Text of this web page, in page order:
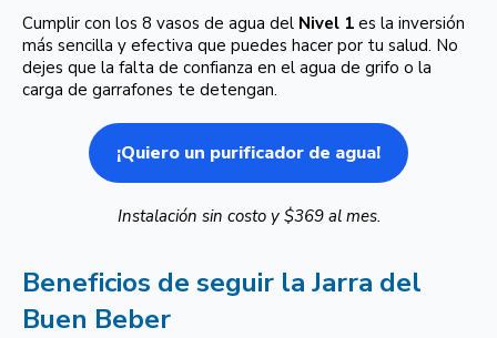
Cumplir con los 8 vasos de agua del Nivel 1 es la inversión
más sencilla y efectiva que puedes hacer por tu salud. No
dejes que la falta de confianza en el agua de grifo o la
carga de garrafones te detengan.
¡Quiero un purificador de agua!
Instalación sin costo y $369 al mes.
Beneficios de seguir la Jarra del
Buen Beber